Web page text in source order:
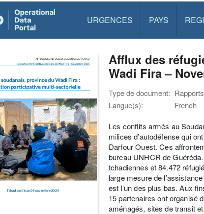
URGENCES PAYS
Afflux des
Wadi Fira –
Type de document:
Langue(s):
French
Les conﬂits armés au
milices d’autodéfense qui
Darfour Ouest. Ces
bureau UNHCR de
tchadiennes et 84.472
large mesure de
est l’un des plus bas. Aux
15 partenaires ont organisé
aménagés, sites de transit